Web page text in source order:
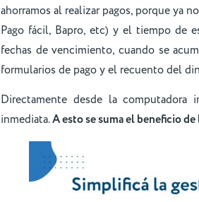
ahorramos al realizar pagos, porque ya
Pago fácil, Bapro, etc) y el tiempo de
fechas de vencimiento, cuando se
formularios de pago y el recuento del
Directamente desde la
inmediata.A esto se suma el beneficio